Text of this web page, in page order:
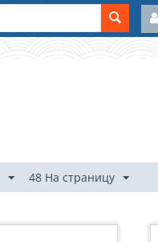
48 На страницу